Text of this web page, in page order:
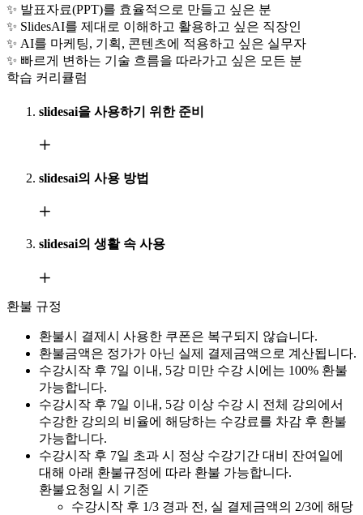
✨ 발표자료(PPT)를 효율적으로 만들고 싶은 분
✨ SlidesAI를 제대로 이해하고 활용하고 싶은 직장인
✨ AI를 마케팅, 기획, 콘텐츠에 적용하고 싶은 실무자
✨ 빠르게 변하는 기술 흐름을 따라가고 싶은 모든 분
학습 커리큘럼
slidesai을 사용하기 위한 준비
slidesai의 사용 방법
slidesai의 생활 속 사용
환불 규정
환불시 결제시 사용한 쿠폰은 복구되지 않습니다.
환불금액은 정가가 아닌 실제 결제금액으로 계산됩니다.
수강시작 후 7일 이내, 5강 미만 수강 시에는 100% 환불
가능합니다.
수강시작 후 7일 이내, 5강 이상 수강 시 전체 강의에서
수강한 강의의 비율에 해당하는 수강료를 차감 후 환불
가능합니다.
수강시작 후 7일 초과 시 정상 수강기간 대비 잔여일에
대해 아래 환불규정에 따라 환불 가능합니다.
환불요청일 시 기준
수강시작 후 1/3 경과 전, 실 결제금액의 2/3에 해당